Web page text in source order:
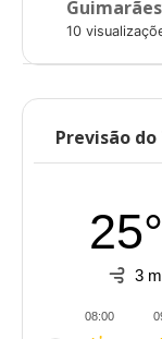
10
Previsão
3
08:00